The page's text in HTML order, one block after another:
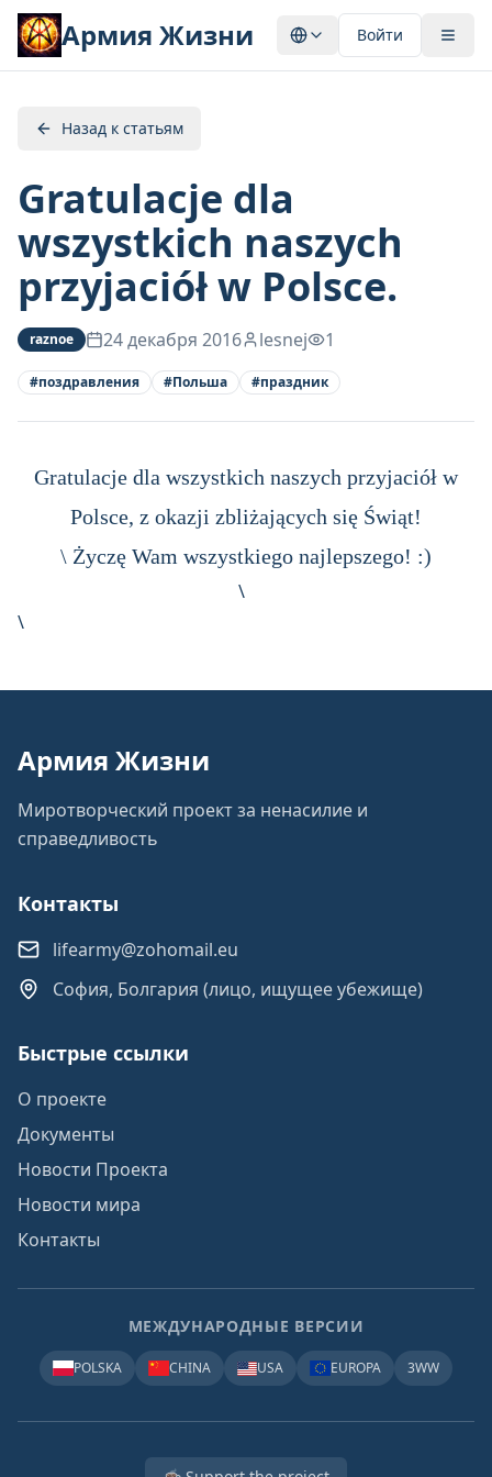
Армия Жизни Войти
Назад к статьям
Gratulacje dla
wszystkich naszych
przyjaciół w Polsce.
raznoe 24 декабря 2016 lesnej 1
#поздравления #Польша #праздник
Gratulacje dla wszystkich naszych przyjaciół w
Polsce, z okazji zbliżających się Świąt!
\ Życzę Wam wszystkiego najlepszego! :)
\
\
Армия Жизни
Миротворческий проект за ненасилие и
справедливость
Контакты
lifearmy@zohomail.eu
София, Болгария (лицо, ищущее убежище)
Быстрые ссылки
О проекте
Документы
Новости Проекта
Новости мира
Контакты
МЕЖДУНАРОДНЫЕ ВЕРСИИ
POLSKA CHINA USA EUROPA 3WW